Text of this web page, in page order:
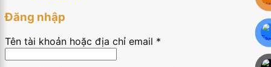
Đăng nhập
Tên tài khoản hoặc địa chỉ email *